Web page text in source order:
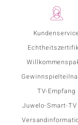
TV-Empfang
Juwelo-Smart-TV